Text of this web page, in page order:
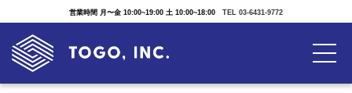
営業時間 月〜金 10:00~19:00 土 10:00~18:00 TEL 03-6431-9772